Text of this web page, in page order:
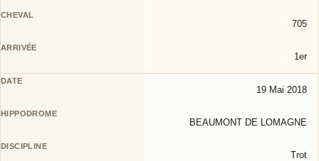
705
1er
19 Mai 2018
BEAUMONT DE LOMAGNE
Trot